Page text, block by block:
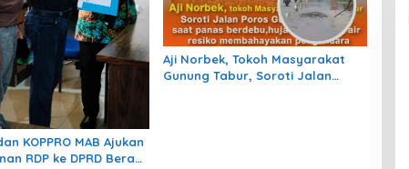
KOPPRO MAB Ajukan
RDP ke DPRD Berau
Aji Norbek, Tokoh Masyarakat
Gunung Tabur, Soroti Jalan